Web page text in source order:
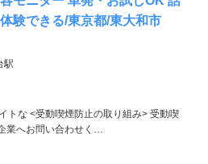
験できる/東京都/東大和市
駅
トな <受動喫煙防止の取り組み> 受動喫
業へお問い合わせく…